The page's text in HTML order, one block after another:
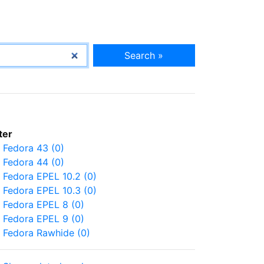
Search »
Fedora 43 (0)
Fedora 44 (0)
Fedora EPEL 10.2 (0)
Fedora EPEL 10.3 (0)
Fedora EPEL 8 (0)
Fedora EPEL 9 (0)
Fedora Rawhide (0)